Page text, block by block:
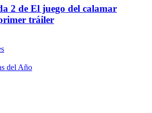
2 de El juego del calamar
tráiler
del Año